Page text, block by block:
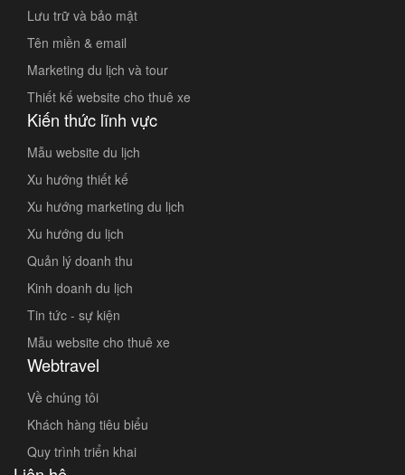
Lưu trữ và bảo mật
Tên miền & email
Marketing du lịch và tour
Thiết kế website cho thuê xe
Kiến thức lĩnh vực
Mẫu website du lịch
Xu hướng thiết kế
Xu hướng marketing du lịch
Xu hướng du lịch
Quản lý doanh thu
Kinh doanh du lịch
Tin tức - sự kiện
Mẫu website cho thuê xe
Webtravel
Về chúng tôi
Khách hàng tiêu biểu
Quy trình triển khai